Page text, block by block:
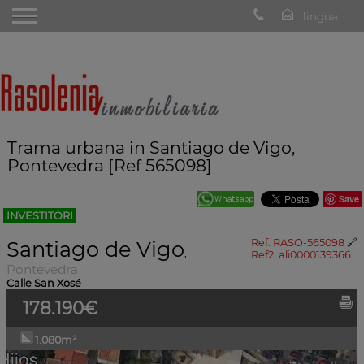
Trama urbana in Santiago de Vigo,
Pontevedra [Ref 565098]
Save
INVESTITORI
Ref. RASO-565098 🔗
Ref2. ali0000139366
Santiago de Vigo,
Pontevedra
Calle San Xosé
178.190€
1.080m²